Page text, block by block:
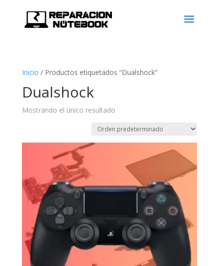
Inicio / Productos etiquetados “Dualshock”
Dualshock
Mostrando el único resultado